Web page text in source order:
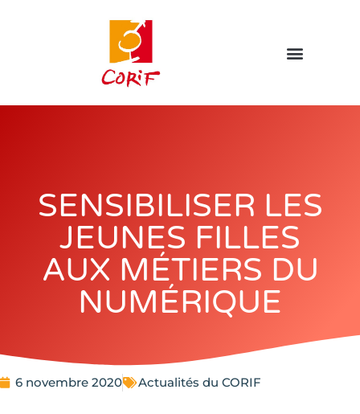
SENSIBILISER LES
JEUNES FILLES
AUX MÉTIERS DU
NUMÉRIQUE
6 novembre 2020 Actualités du CORIF